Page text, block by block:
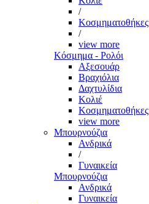
/
Κοσμηματοθήκες
/
view more
Κόσμημα - Ρολόι
Αξεσουάρ
Βραχιόλια
Δαχτυλίδια
Κολιέ
Κοσμηματοθήκες
view more
Μπουρνούζια
Ανδρικά
/
Γυναικεία
Μπουρνούζια
Ανδρικά
Γυναικεία